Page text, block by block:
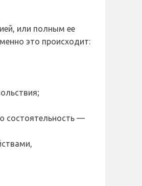
или полным ее
это происходит:
состоятельность —